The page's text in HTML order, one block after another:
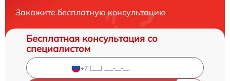
Закажите бесплатную консультацию
Бесплатная консультация со
специалистом